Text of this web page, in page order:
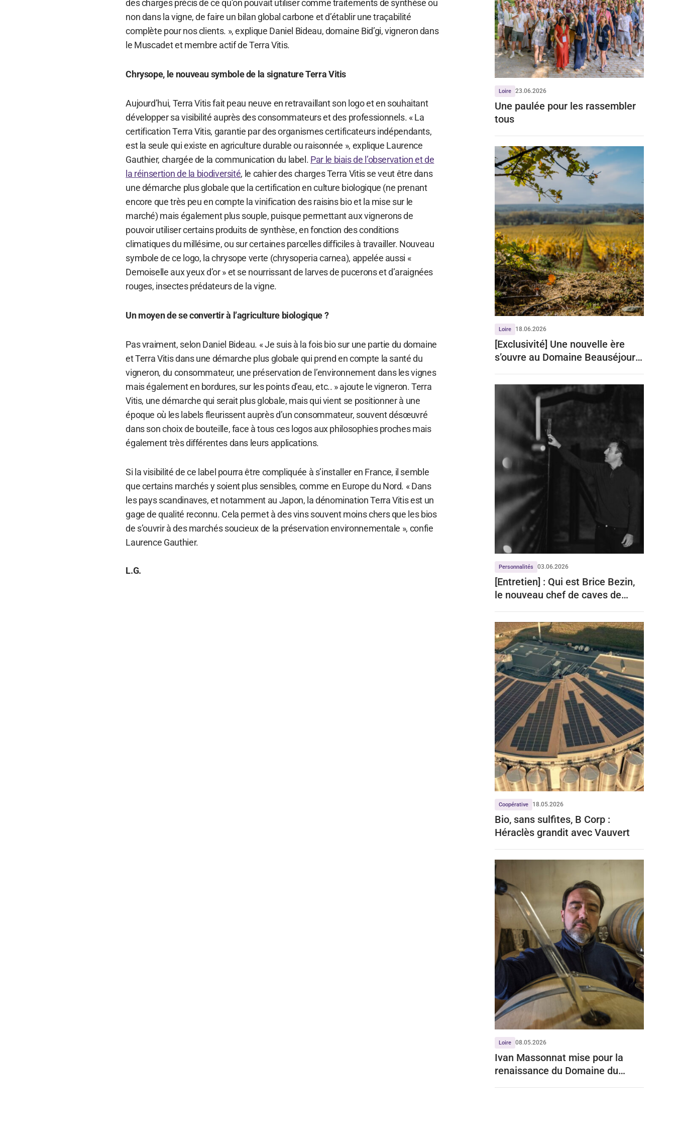
des charges précis de ce qu’on pouvait utiliser comme traitements de synthèse ou
non dans la vigne, de faire un bilan global carbone et d’établir une traçabilité
complète pour nos clients. », explique Daniel Bideau, domaine Bid’gi, vigneron dans
le Muscadet et membre actif de Terra Vitis.
Chrysope, le nouveau symbole de la signature Terra Vitis
Aujourd’hui, Terra Vitis fait peau neuve en retravaillant son logo et en souhaitant
développer sa visibilité auprès des consommateurs et des professionnels. « La
certification Terra Vitis, garantie par des organismes certificateurs indépendants,
est la seule qui existe en agriculture durable ou raisonnée », explique Laurence
Gauthier, chargée de la communication du label. Par le biais de l’observation et de
la réinsertion de la biodiversité, le cahier des charges Terra Vitis se veut être dans
une démarche plus globale que la certification en culture biologique (ne prenant
encore que très peu en compte la vinification des raisins bio et la mise sur le
marché) mais également plus souple, puisque permettant aux vignerons de
pouvoir utiliser certains produits de synthèse, en fonction des conditions
climatiques du millésime, ou sur certaines parcelles difficiles à travailler. Nouveau
symbole de ce logo, la chrysope verte (chrysoperia carnea), appelée aussi «
Demoiselle aux yeux d’or » et se nourrissant de larves de pucerons et d’araignées
rouges, insectes prédateurs de la vigne.
Un moyen de se convertir à l’agriculture biologique ?
Pas vraiment, selon Daniel Bideau. « Je suis à la fois bio sur une partie du domaine
et Terra Vitis dans une démarche plus globale qui prend en compte la santé du
vigneron, du consommateur, une préservation de l’environnement dans les vignes
mais également en bordures, sur les points d’eau, etc.. » ajoute le vigneron. Terra
Vitis, une démarche qui serait plus globale, mais qui vient se positionner à une
époque où les labels fleurissent auprès d’un consommateur, souvent désœuvré
dans son choix de bouteille, face à tous ces logos aux philosophies proches mais
également très différentes dans leurs applications.
Si la visibilité de ce label pourra être compliquée à s’installer en France, il semble
que certains marchés y soient plus sensibles, comme en Europe du Nord. « Dans
les pays scandinaves, et notamment au Japon, la dénomination Terra Vitis est un
gage de qualité reconnu. Cela permet à des vins souvent moins chers que les bios
de s’ouvrir à des marchés soucieux de la préservation environnementale », confie
Laurence Gauthier.
L.G.
Loire 23.06.2026
Une paulée pour les rassembler
tous
Loire 18.06.2026
[Exclusivité] Une nouvelle ère
s’ouvre au Domaine Beauséjour à
Personnalités 03.06.2026
[Entretien] : Qui est Brice Bezin,
le nouveau chef de caves de
Coopérative 18.05.2026
Bio, sans sulfites, B Corp :
Héraclès grandit avec Vauvert
Loire 08.05.2026
Ivan Massonnat mise pour la
renaissance du Domaine du